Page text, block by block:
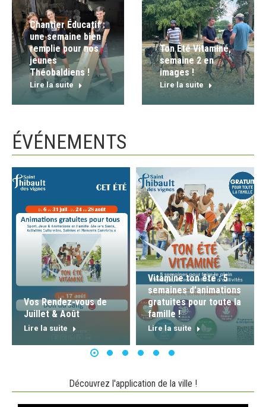
Chantier Éducatif :
une semaine bien
remplie pour nos
jeunes
Théobaldiens !
Lire la suite
Ton Été Vitaminé,
semaine 2 en
images !
Lire la suite
ÉVÉNEMENTS
Vos Rendez-vous de
Juillet & Août
Lire la suite
Vitamine ton été : 5
semaines d’animations
gratuites pour toute la
famille !
Lire la suite
Découvrez l'application de la ville !